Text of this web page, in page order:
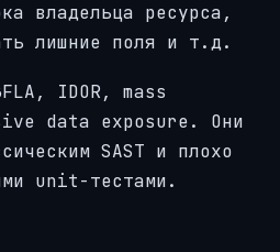
владельца ресурса,
лишние поля и т.д.
IDOR, mass
data exposure. Они
SAST и плохо
unit-тестами.